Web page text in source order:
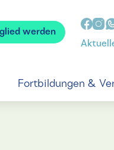
werden
Fortbildungen &